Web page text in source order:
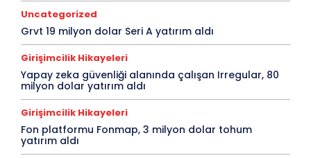
Uncategorized
Grvt 19 milyon dolar Seri A yatırım aldı
Girişimcilik Hikayeleri
Yapay zeka güvenliği alanında çalışan Irregular, 80
milyon dolar yatırım aldı
Girişimcilik Hikayeleri
Fon platformu Fonmap, 3 milyon dolar tohum
yatırım aldı